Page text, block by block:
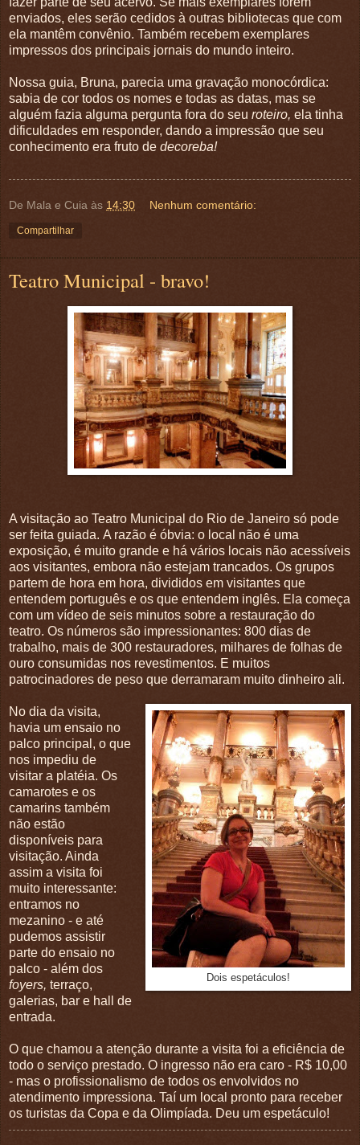
enviados, eles serão cedidos à outras bibliotecas que com
ela mantêm convênio. Também recebem exemplares
impressos dos principais jornais do mundo inteiro.
Nossa guia, Bruna, parecia uma gravação monocórdica:
sabia de cor todos os nomes e todas as datas, mas se
alguém fazia alguma pergunta fora do seu roteiro, ela tinha
dificuldades em responder, dando a impressão que seu
conhecimento era fruto de decoreba!
De Mala e Cuia às 14:30 Nenhum comentário:
Compartilhar
Teatro Municipal - bravo!
A visitação ao Teatro Municipal do Rio de Janeiro só pode
ser feita guiada. A razão é óbvia: o local não é uma
exposição, é muito grande e há vários locais não acessíveis
aos visitantes, embora não estejam trancados. Os grupos
partem de hora em hora, divididos em visitantes que
entendem português e os que entendem inglês. Ela começa
com um vídeo de seis minutos sobre a restauração do
teatro. Os números são impressionantes: 800 dias de
trabalho, mais de 300 restauradores, milhares de folhas de
ouro consumidas nos revestimentos. E muitos
patrocinadores de peso que derramaram muito dinheiro ali.
Dois espetáculos!
No dia da visita,
havia um ensaio no
palco principal, o que
nos impediu de
visitar a platéia. Os
camarotes e os
camarins também
não estão
disponíveis para
visitação. Ainda
assim a visita foi
muito interessante:
entramos no
mezanino - e até
pudemos assistir
parte do ensaio no
palco - além dos
foyers, terraço,
galerias, bar e hall de
entrada.
O que chamou a atenção durante a visita foi a eficiência de
todo o serviço prestado. O ingresso não era caro - R$ 10,00
- mas o profissionalismo de todos os envolvidos no
atendimento impressiona. Taí um local pronto para receber
os turistas da Copa e da Olimpíada. Deu um espetáculo!